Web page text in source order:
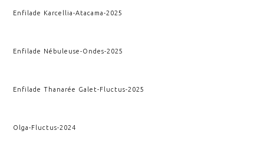
Enfilade Karcellia-Atacama-2025
Enfilade Nébuleuse-Ondes-2025
Enfilade Thanarée Galet- Fluctus-2025
Olga- Fluctus-2024